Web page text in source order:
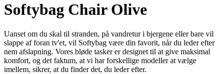
Softybag Chair Olive
Uanset om du skal til stranden, på vandretur i bjergene eller bare vil
slappe af foran tv'et, vil Softybag være din favorit, når du leder efter
nem afslapning. Vores bløde tasker er designet til at give maksimal
komfort, og det faktum, at vi har forskellige modeller at vælge
imellem, sikrer, at du finder det, du leder efter.